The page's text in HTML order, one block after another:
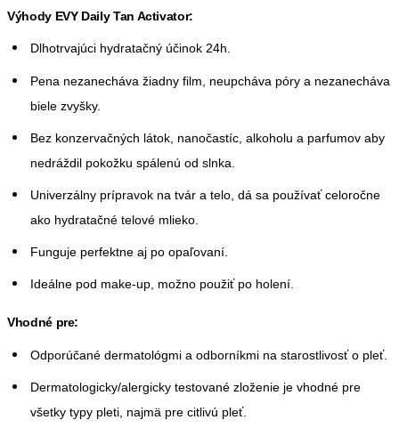
Výhody EVY Daily Tan Activator:
Dlhotrvajúci hydratačný účinok 24h.
Pena nezanecháva žiadny film, neupcháva póry a nezanecháva
biele zvyšky.
Bez konzervačných látok, nanočastíc, alkoholu a parfumov aby
nedráždil pokožku spálenú od slnka.
Univerzálny prípravok na tvár a telo, dá sa používať celoročne
ako hydratačné telové mlieko.
Funguje perfektne aj po opaľovaní.
Ideálne pod make-up, možno použiť po holení.
Vhodné pre:
Odporúčané dermatológmi a odborníkmi na starostlivosť o pleť.
Dermatologicky/alergicky testované zloženie je vhodné pre
všetky typy pleti, najmä pre citlivú pleť.